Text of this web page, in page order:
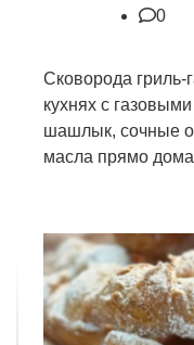
0
Сковорода гриль-
кухнях с
шашлык, сочные
масла прямо